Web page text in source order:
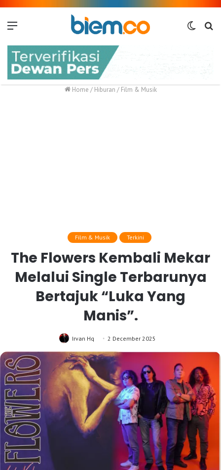
Switch
Home / Hiburan / Film & Musik
Film & Musik Terkini
The Flowers Kembali Mekar
Melalui Single Terbarunya
Bertajuk “Luka Yang
Manis”.
Irvan Hq 2 December 2025